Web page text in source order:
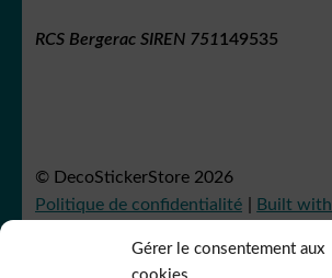
Gérer le consentement aux
RCS Bergerac SIREN 751149535
© DecoStickerStore 2026
Politique de confidentialité
Built with